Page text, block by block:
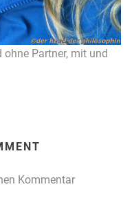
Partner, mit und
Kommentar